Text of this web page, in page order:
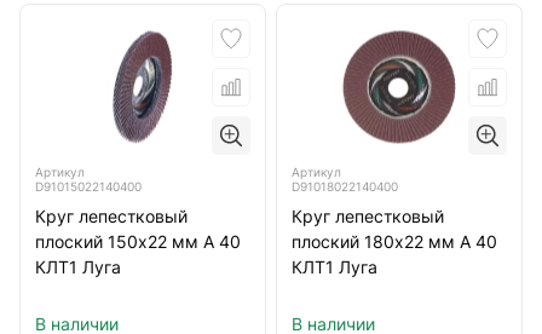
Артикул
D91015022140400
Круг лепестковый
плоский 150х22 мм A 40
КЛТ1 Луга
В наличии
Артикул
D91018022140400
Круг лепестковый
плоский 180х22 мм A 40
КЛТ1 Луга
В наличии